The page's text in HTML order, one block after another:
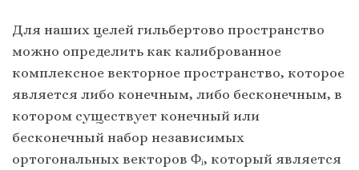
Для наших целей гильбертово пространство
можно определить как калиброванное
комплексное векторное пространство, которое
является либо конечным, либо бесконечным, в
котором существует конечный или
бесконечный набор независимых
ортогональных векторов Φᵢ, который является